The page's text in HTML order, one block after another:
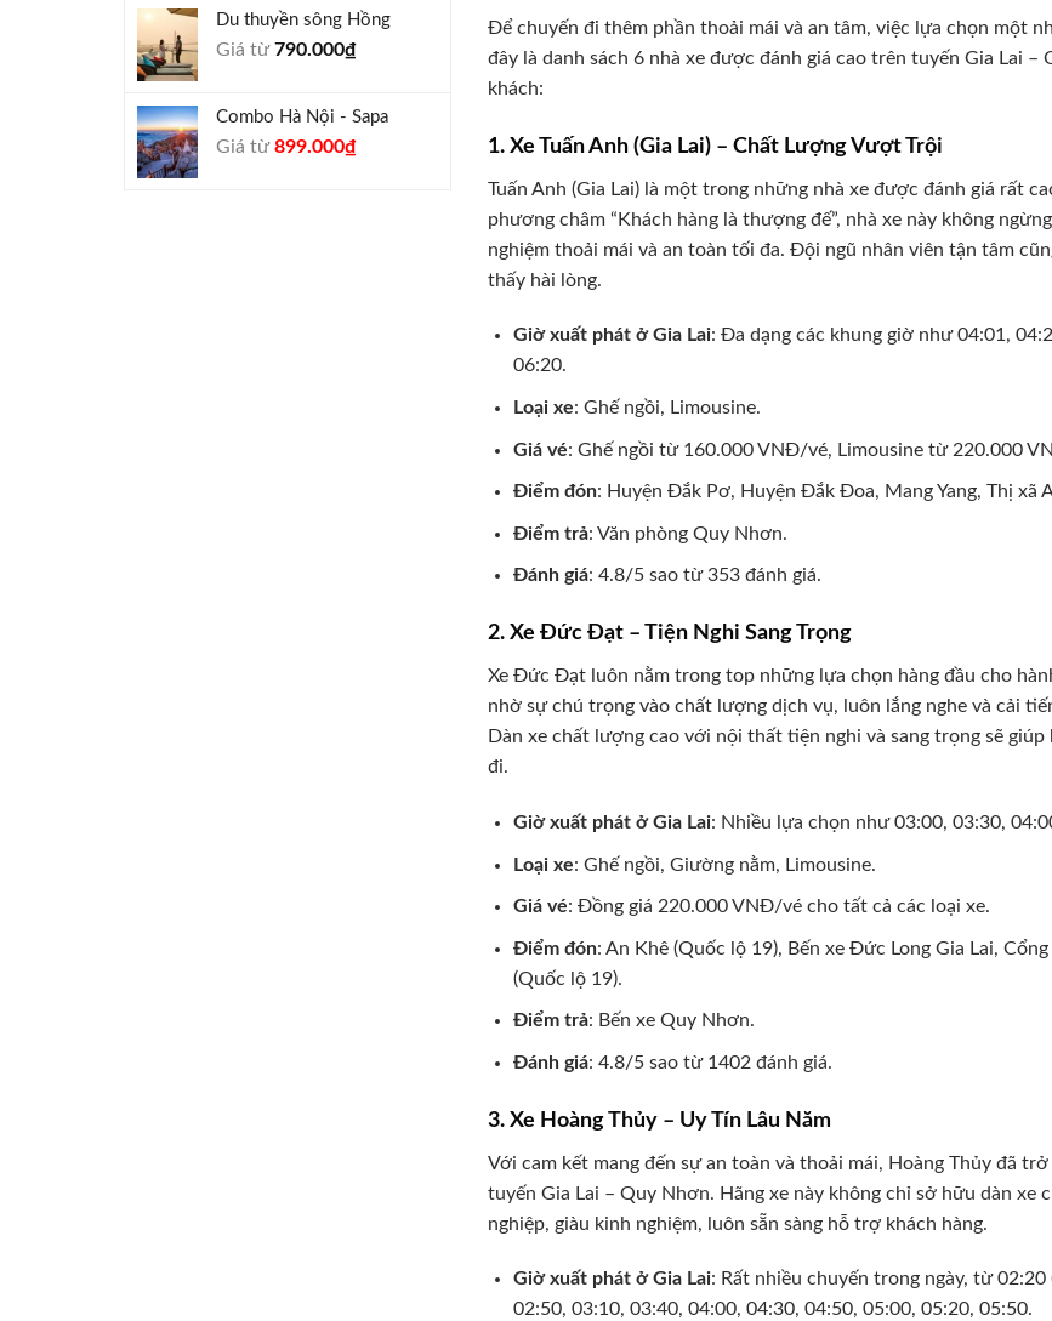
1.000.000₫.
là:
Du thuyền sông Hồng
Giá từ790.000₫
Combo Hà Nội - Sapa
Giá từGiá
899.000₫Giá
Để chuyến đi thêm phần thoải mái và an tâm, việc lựa chọn một
đây là danh sách 6 nhà xe được đánh giá cao trên tuyến Gia Lai
khách:
1. Xe Tuấn Anh (Gia Lai) – Chất Lượng Vượt Trội
Tuấn Anh (Gia Lai) là một trong những nhà xe được đánh giá rất
phương châm “Khách hàng là thượng đế”, nhà xe này không
nghiệm thoải mái và an toàn tối đa. Đội ngũ nhân viên tận tâm
thấy hài lòng.
Giờ xuất phát ở Gia Lai: Đa dạng các khung giờ như 04:01,
06:20.
Loại xe: Ghế ngồi, Limousine.
Giá vé: Ghế ngồi từ 160.000 VNĐ/vé, Limousine từ 220.000
Điểm đón: Huyện Đắk Pơ, Huyện Đắk Đoa, Mang Yang, Thị xã
Điểm trả: Văn phòng Quy Nhơn.
Đánh giá: 4.8/5 sao từ 353 đánh giá.
2. Xe Đức Đạt – Tiện Nghi Sang Trọng
Xe Đức Đạt luôn nằm trong top những lựa chọn hàng đầu cho
nhờ sự chú trọng vào chất lượng dịch vụ, luôn lắng nghe và cải
Dàn xe chất lượng cao với nội thất tiện nghi và sang trọng sẽ
đi.
Giờ xuất phát ở Gia Lai: Nhiều lựa chọn như 03:00, 03:30,
Loại xe: Ghế ngồi, Giường nằm, Limousine.
Giá vé: Đồng giá 220.000 VNĐ/vé cho tất cả các loại xe.
Điểm đón: An Khê (Quốc lộ 19), Bến xe Đức Long Gia Lai,
(Quốc lộ 19).
Điểm trả: Bến xe Quy Nhơn.
Đánh giá: 4.8/5 sao từ 1402 đánh giá.
3. Xe Hoàng Thủy – Uy Tín Lâu Năm
Với cam kết mang đến sự an toàn và thoải mái, Hoàng Thủy đã
tuyến Gia Lai – Quy Nhơn. Hãng xe này không chỉ sở hữu dàn xe
nghiệp, giàu kinh nghiệm, luôn sẵn sàng hỗ trợ khách hàng.
Giờ xuất phát ở Gia Lai: Rất nhiều chuyến trong ngày, từ
02:50, 03:10, 03:40, 04:00, 04:30, 04:50, 05:00, 05:20, 05:50.